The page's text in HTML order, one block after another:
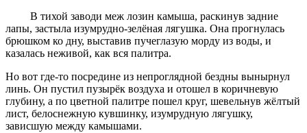
В тихой заводи меж лозин камыша, раскинув задние
лапы, застыла изумрудно-зелёная лягушка. Она прогнулась
брюшком ко дну, выставив пучеглазую морду из воды, и
казалась неживой, как вся палитра.
Но вот где-то посредине из непроглядной бездны вынырнул
линь. Он пустил пузырёк воздуха и отошел в коричневую
глубину, а по цветной палитре пошел круг, шевельнув жёлтый
лист, белоснежную кувшинку, изумрудную лягушку,
зависшую между камышами.